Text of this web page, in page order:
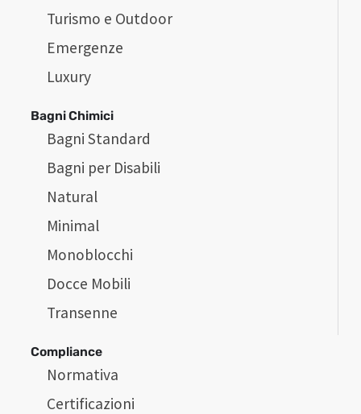
Turismo e Outdoor
Emergenze
Luxury
Bagni Chimici
Bagni Standard
Bagni per Disabili
Natural
Minimal
Monoblocchi
Docce Mobili
Transenne
Compliance
Normativa
Certificazioni